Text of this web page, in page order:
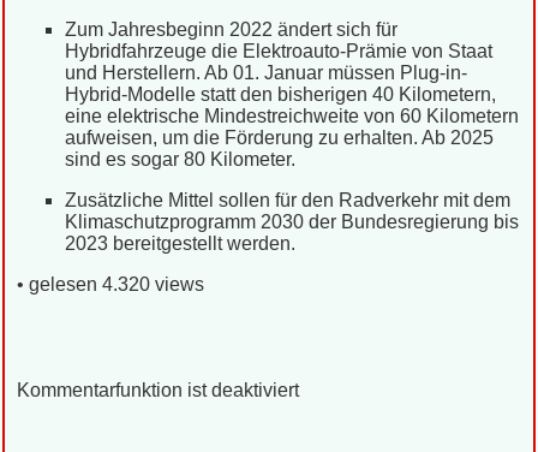
Zum Jahresbeginn 2022 ändert sich für
Hybridfahrzeuge die Elektroauto-Prämie von Staat
und Herstellern. Ab 01. Januar müssen Plug-in-
Hybrid-Modelle statt den bisherigen 40 Kilometern,
eine elektrische Mindestreichweite von 60 Kilometern
aufweisen, um die Förderung zu erhalten. Ab 2025
sind es sogar 80 Kilometer.
Zusätzliche Mittel sollen für den Radverkehr mit dem
Klimaschutzprogramm 2030 der Bundesregierung bis
2023 bereitgestellt werden.
• gelesen 4.320 views
Kommentarfunktion ist deaktiviert